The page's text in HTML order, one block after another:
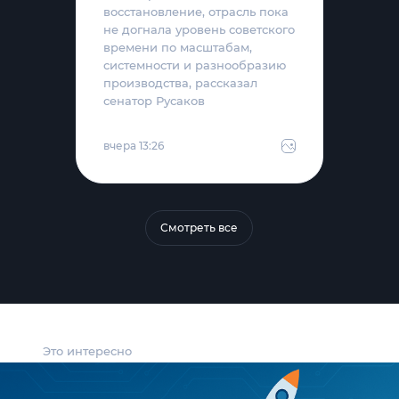
Это интересно
восстановление, отрасль пока
не догнала уровень советского
времени по масштабам,
системности и разнообразию
производства, рассказал
сенатор Русаков
вчера 13:26
Смотреть все